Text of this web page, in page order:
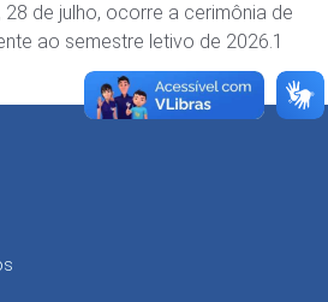
de julho, ocorre a cerimônia de
ao semestre letivo de 2026.1